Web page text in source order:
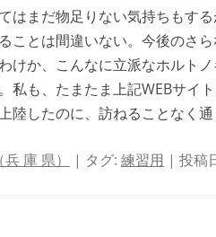
はまだ物足りない気持ちもす
ことは間違いない。今後のさら
けか、こんなに立派なホルト
私も、たまたま上記WEBサイ
陸したのに、訪ねることなく通
庫 県） | タグ: 練習用 | 投稿